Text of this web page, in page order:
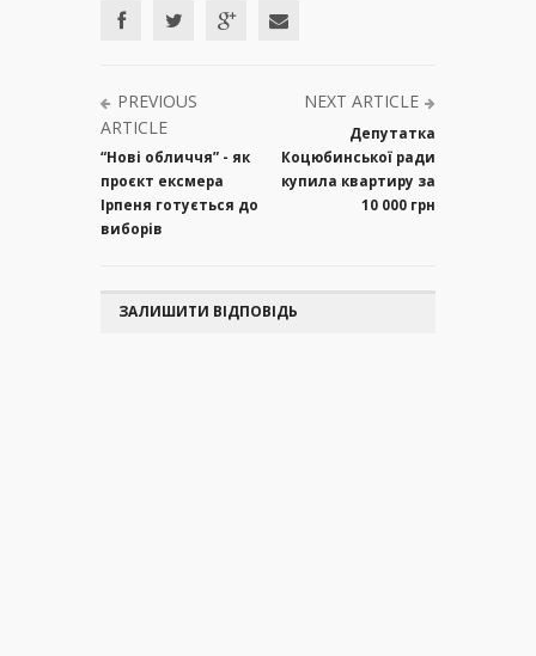
PREVIOUS
ARTICLE
“Нові обличчя” - як
проєкт ексмера
Ірпеня готується до
виборів
NEXT ARTICLE
Депутатка
Коцюбинської ради
купила квартиру за
10 000 грн
ЗАЛИШИТИ ВІДПОВІДЬ